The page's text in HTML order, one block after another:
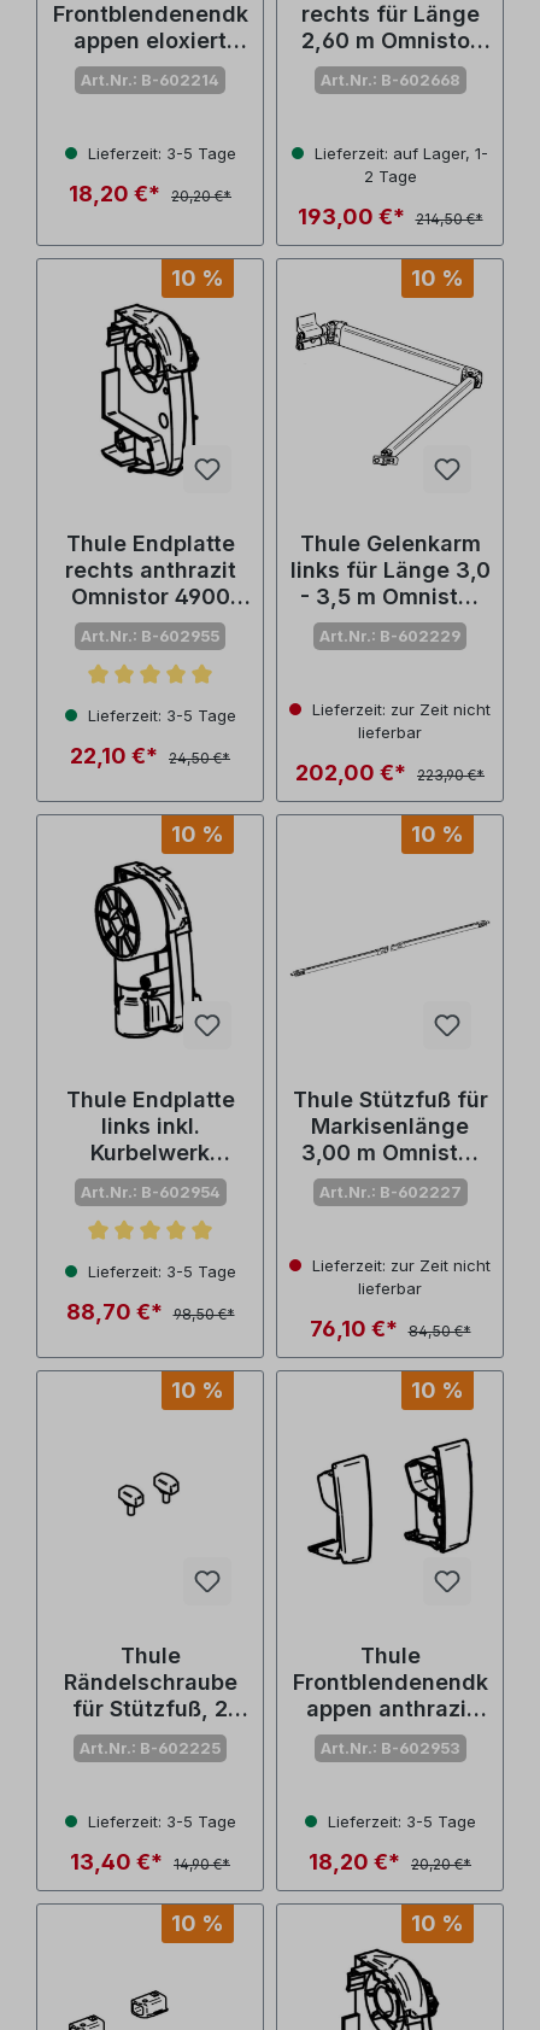
Frontblendenendk
appen eloxiert
Omnistor 4900
(Nr. 1500602214)
Art.Nr.: B-602214
Lieferzeit: 3-5 Tage
18,20 €* 20,20 €*
rechts für Länge
2,60 m Omnistor
4900/4200 (Nr.
1500602668)
Art.Nr.: B-602668
Lieferzeit: auf Lager, 1-
2 Tage
193,00 €* 214,50 €*
10 %
Thule Endplatte
rechts anthrazit
Omnistor 4900
(Nr. 1500602955)
Art.Nr.: B-602955
Durchschnittliche Bewertung von 5 von 5 Sternen
Lieferzeit: 3-5 Tage
22,10 €* 24,50 €*
10 %
Thule Gelenkarm
links für Länge 3,0
- 3,5 m Omnistor
4900/4200 (Nr.
1500602229)
Art.Nr.: B-602229
Lieferzeit: zur Zeit nicht
lieferbar
202,00 €* 223,90 €*
10 %
Thule Endplatte
links inkl.
Kurbelwerk
anthrazit Omnistor
4900 (Nr.
1500602954)
Art.Nr.: B-602954
Durchschnittliche Bewertung von 5 von 5 Sternen
Lieferzeit: 3-5 Tage
88,70 €* 98,50 €*
10 %
Thule Stützfuß für
Markisenlänge
3,00 m Omnistor
4900 (Nr.
1500602227)
Art.Nr.: B-602227
Lieferzeit: zur Zeit nicht
lieferbar
76,10 €* 84,50 €*
10 %
Thule
Rändelschraube
für Stützfuß, 2
Stück, Omnistor
4900 (Nr.
Art.Nr.: B-602225
Lieferzeit: 3-5 Tage
13,40 €* 14,90 €*
10 %
Thule
Frontblendenendk
appen anthrazit
Omnistor 4900
(Nr. 1500602953)
Art.Nr.: B-602953
Lieferzeit: 3-5 Tage
18,20 €* 20,20 €*
10 % 10 %